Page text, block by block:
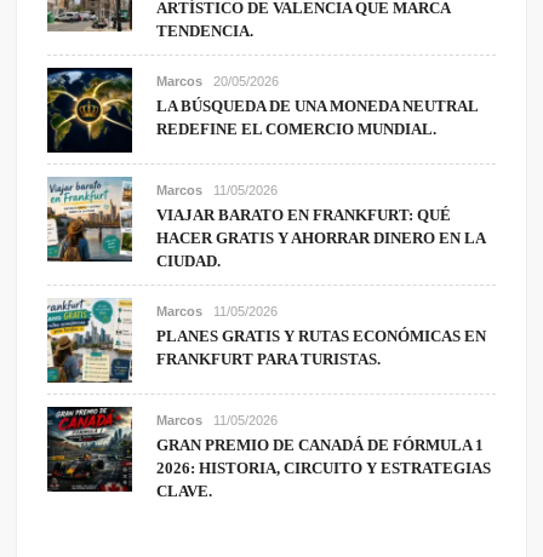
ARTÍSTICO DE VALENCIA QUE MARCA
TENDENCIA.
Marcos 20/05/2026
LA BÚSQUEDA DE UNA MONEDA NEUTRAL
REDEFINE EL COMERCIO MUNDIAL.
Marcos 11/05/2026
VIAJAR BARATO EN FRANKFURT: QUÉ
HACER GRATIS Y AHORRAR DINERO EN LA
CIUDAD.
Marcos 11/05/2026
PLANES GRATIS Y RUTAS ECONÓMICAS EN
FRANKFURT PARA TURISTAS.
Marcos 11/05/2026
GRAN PREMIO DE CANADÁ DE FÓRMULA 1
2026: HISTORIA, CIRCUITO Y ESTRATEGIAS
CLAVE.